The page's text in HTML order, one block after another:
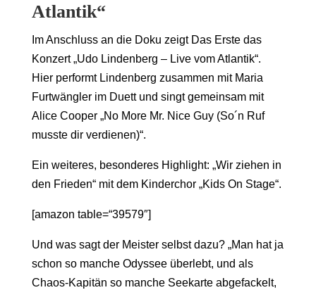
Atlantik“
Im Anschluss an die Doku zeigt Das Erste das
Konzert „Udo Lindenberg – Live vom Atlantik“.
Hier performt Lindenberg zusammen mit Maria
Furtwängler im Duett und singt gemeinsam mit
Alice Cooper „No More Mr. Nice Guy (So´n Ruf
musste dir verdienen)“.
Ein weiteres, besonderes Highlight: „Wir ziehen in
den Frieden“ mit dem Kinderchor „Kids On Stage“.
[amazon table=“39579″]
Und was sagt der Meister selbst dazu? „Man hat ja
schon so manche Odyssee überlebt, und als
Chaos-Kapitän so manche Seekarte abgefackelt,